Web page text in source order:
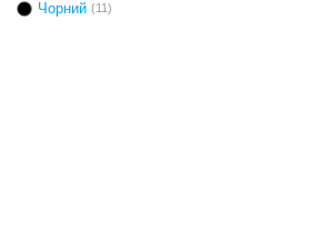
Чорний (11)